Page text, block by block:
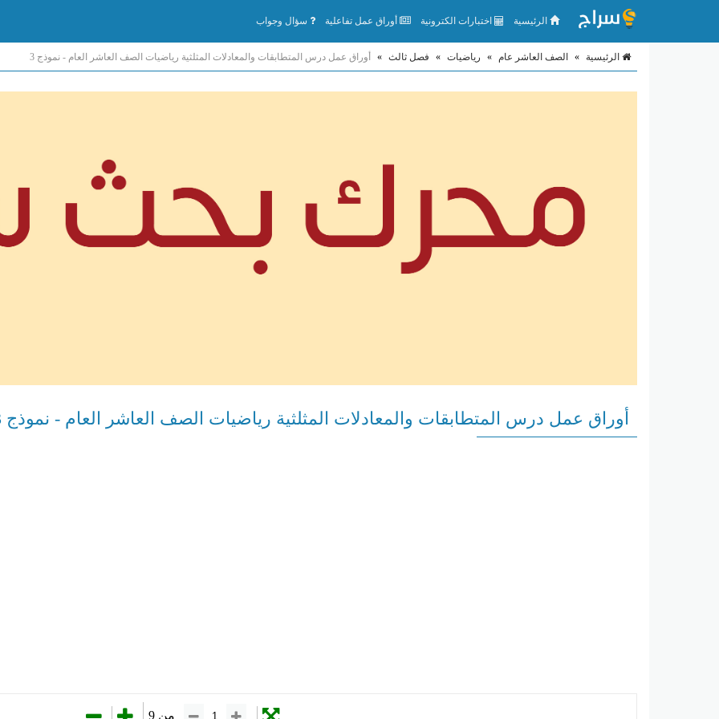
الرئيسية اختبارات الكترونية أوراق عمل تفاعلية سؤال وجواب
الرئيسية » الصف العاشر عام » رياضيات » فصل ثالث » أوراق عمل درس المتطابقات والمعادلات المثلثية رياضيات الصف العاشر العام - نموذج 3
أوراق عمل درس المتطابقات والمعادلات المثلثية رياضيات الصف العاشر العام - نموذج 3